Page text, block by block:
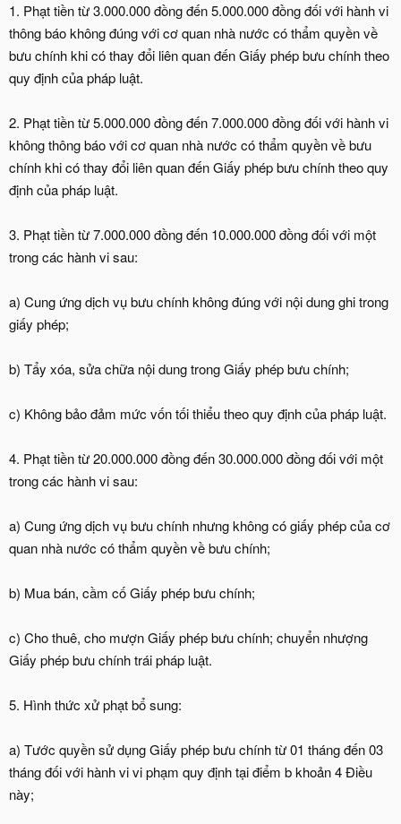
1. Phạt tiền từ 3.000.000 đồng đến 5.000.000 đồng đối với hành vi
thông báo không đúng với cơ quan nhà nước có thẩm quyền về
bưu chính khi có thay đổi liên quan đến Giấy phép bưu chính theo
quy định của pháp luật.
2. Phạt tiền từ 5.000.000 đồng đến 7.000.000 đồng đối với hành vi
không thông báo với cơ quan nhà nước có thẩm quyền về bưu
chính khi có thay đổi liên quan đến Giấy phép bưu chính theo quy
định của pháp luật.
3. Phạt tiền từ 7.000.000 đồng đến 10.000.000 đồng đối với một
trong các hành vi sau:
a) Cung ứng dịch vụ bưu chính không đúng với nội dung ghi trong
giấy phép;
b) Tẩy xóa, sửa chữa nội dung trong Giấy phép bưu chính;
c) Không bảo đảm mức vốn tối thiểu theo quy định của pháp luật.
4. Phạt tiền từ 20.000.000 đồng đến 30.000.000 đồng đối với một
trong các hành vi sau:
a) Cung ứng dịch vụ bưu chính nhưng không có giấy phép của cơ
quan nhà nước có thẩm quyền về bưu chính;
b) Mua bán, cầm cố Giấy phép bưu chính;
c) Cho thuê, cho mượn Giấy phép bưu chính; chuyển nhượng
Giấy phép bưu chính trái pháp luật.
5. Hình thức xử phạt bổ sung:
a) Tước quyền sử dụng Giấy phép bưu chính từ 01 tháng đến 03
tháng đối với hành vi vi phạm quy định tại điểm b khoản 4 Điều
này;